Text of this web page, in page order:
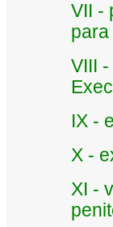
VII -
VIII
IX -
X -
XI -